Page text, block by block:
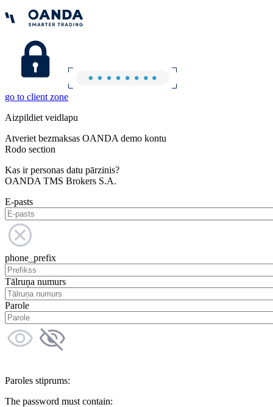
go to client zone
Aizpildiet veidlapu
Atveriet bezmaksas OANDA demo kontu
Rodo section
Kas ir personas datu pārzinis?
OANDA TMS Brokers S.A.
E-pasts
phone_prefix
Tālruņa numurs
Parole
Paroles stiprums:
The password must contain: